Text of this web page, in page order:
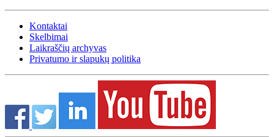
Kontaktai
Skelbimai
Laikraščių archyvas
Privatumo ir slapukų politika